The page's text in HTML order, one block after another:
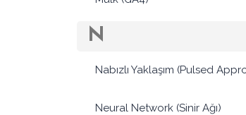
N
Nabızlı Yaklaşım (Pulsed
Neural Network (Sinir Ağı)